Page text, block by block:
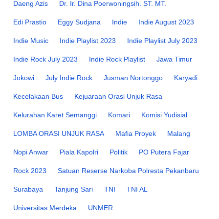
Daeng Azis Dr. Ir. Dina Poerwoningsih. ST. MT.
Edi Prastio Eggy Sudjana Indie Indie August 2023
Indie Music Indie Playlist 2023 Indie Playlist July 2023
Indie Rock July 2023 Indie Rock Playlist Jawa Timur
Jokowi July Indie Rock Jusman Nortonggo Karyadi
Kecelakaan Bus Kejuaraan Orasi Unjuk Rasa
Kelurahan Karet Semanggi Komari Komisi Yudisial
LOMBA ORASI UNJUK RASA Mafia Proyek Malang
Nopi Anwar Piala Kapolri Politik PO Putera Fajar
Rock 2023 Satuan Reserse Narkoba Polresta Pekanbaru
Surabaya Tanjung Sari TNI TNI AL
Universitas Merdeka UNMER